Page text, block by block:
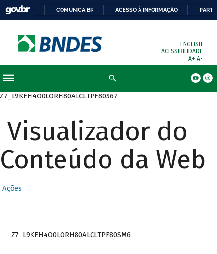
COMUNICA BR ACESSO À INFORMAÇÃO
ENGLISH
ACESSIBILIDADE
A+ A-
Z7_L9KEH4O0LORH80ALCLTPF80S67
Visualizador do
Conteúdo da Web
Ações
Z7_L9KEH4O0LORH80ALCLTPF80SM6